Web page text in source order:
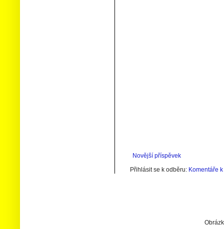
Novější příspěvek
Přihlásit se k odběru: Komentáře